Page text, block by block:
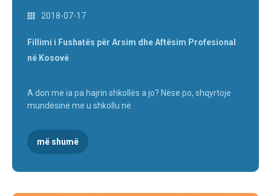
2018-07-17
Fillimi i Fushatës për Arsim dhe Aftësim Profesional
në Kosovë
A don me ia pa hajrin shkollës a jo? Nëse po, shqyrtoje
mundësinë me u shkollu në
më shumë